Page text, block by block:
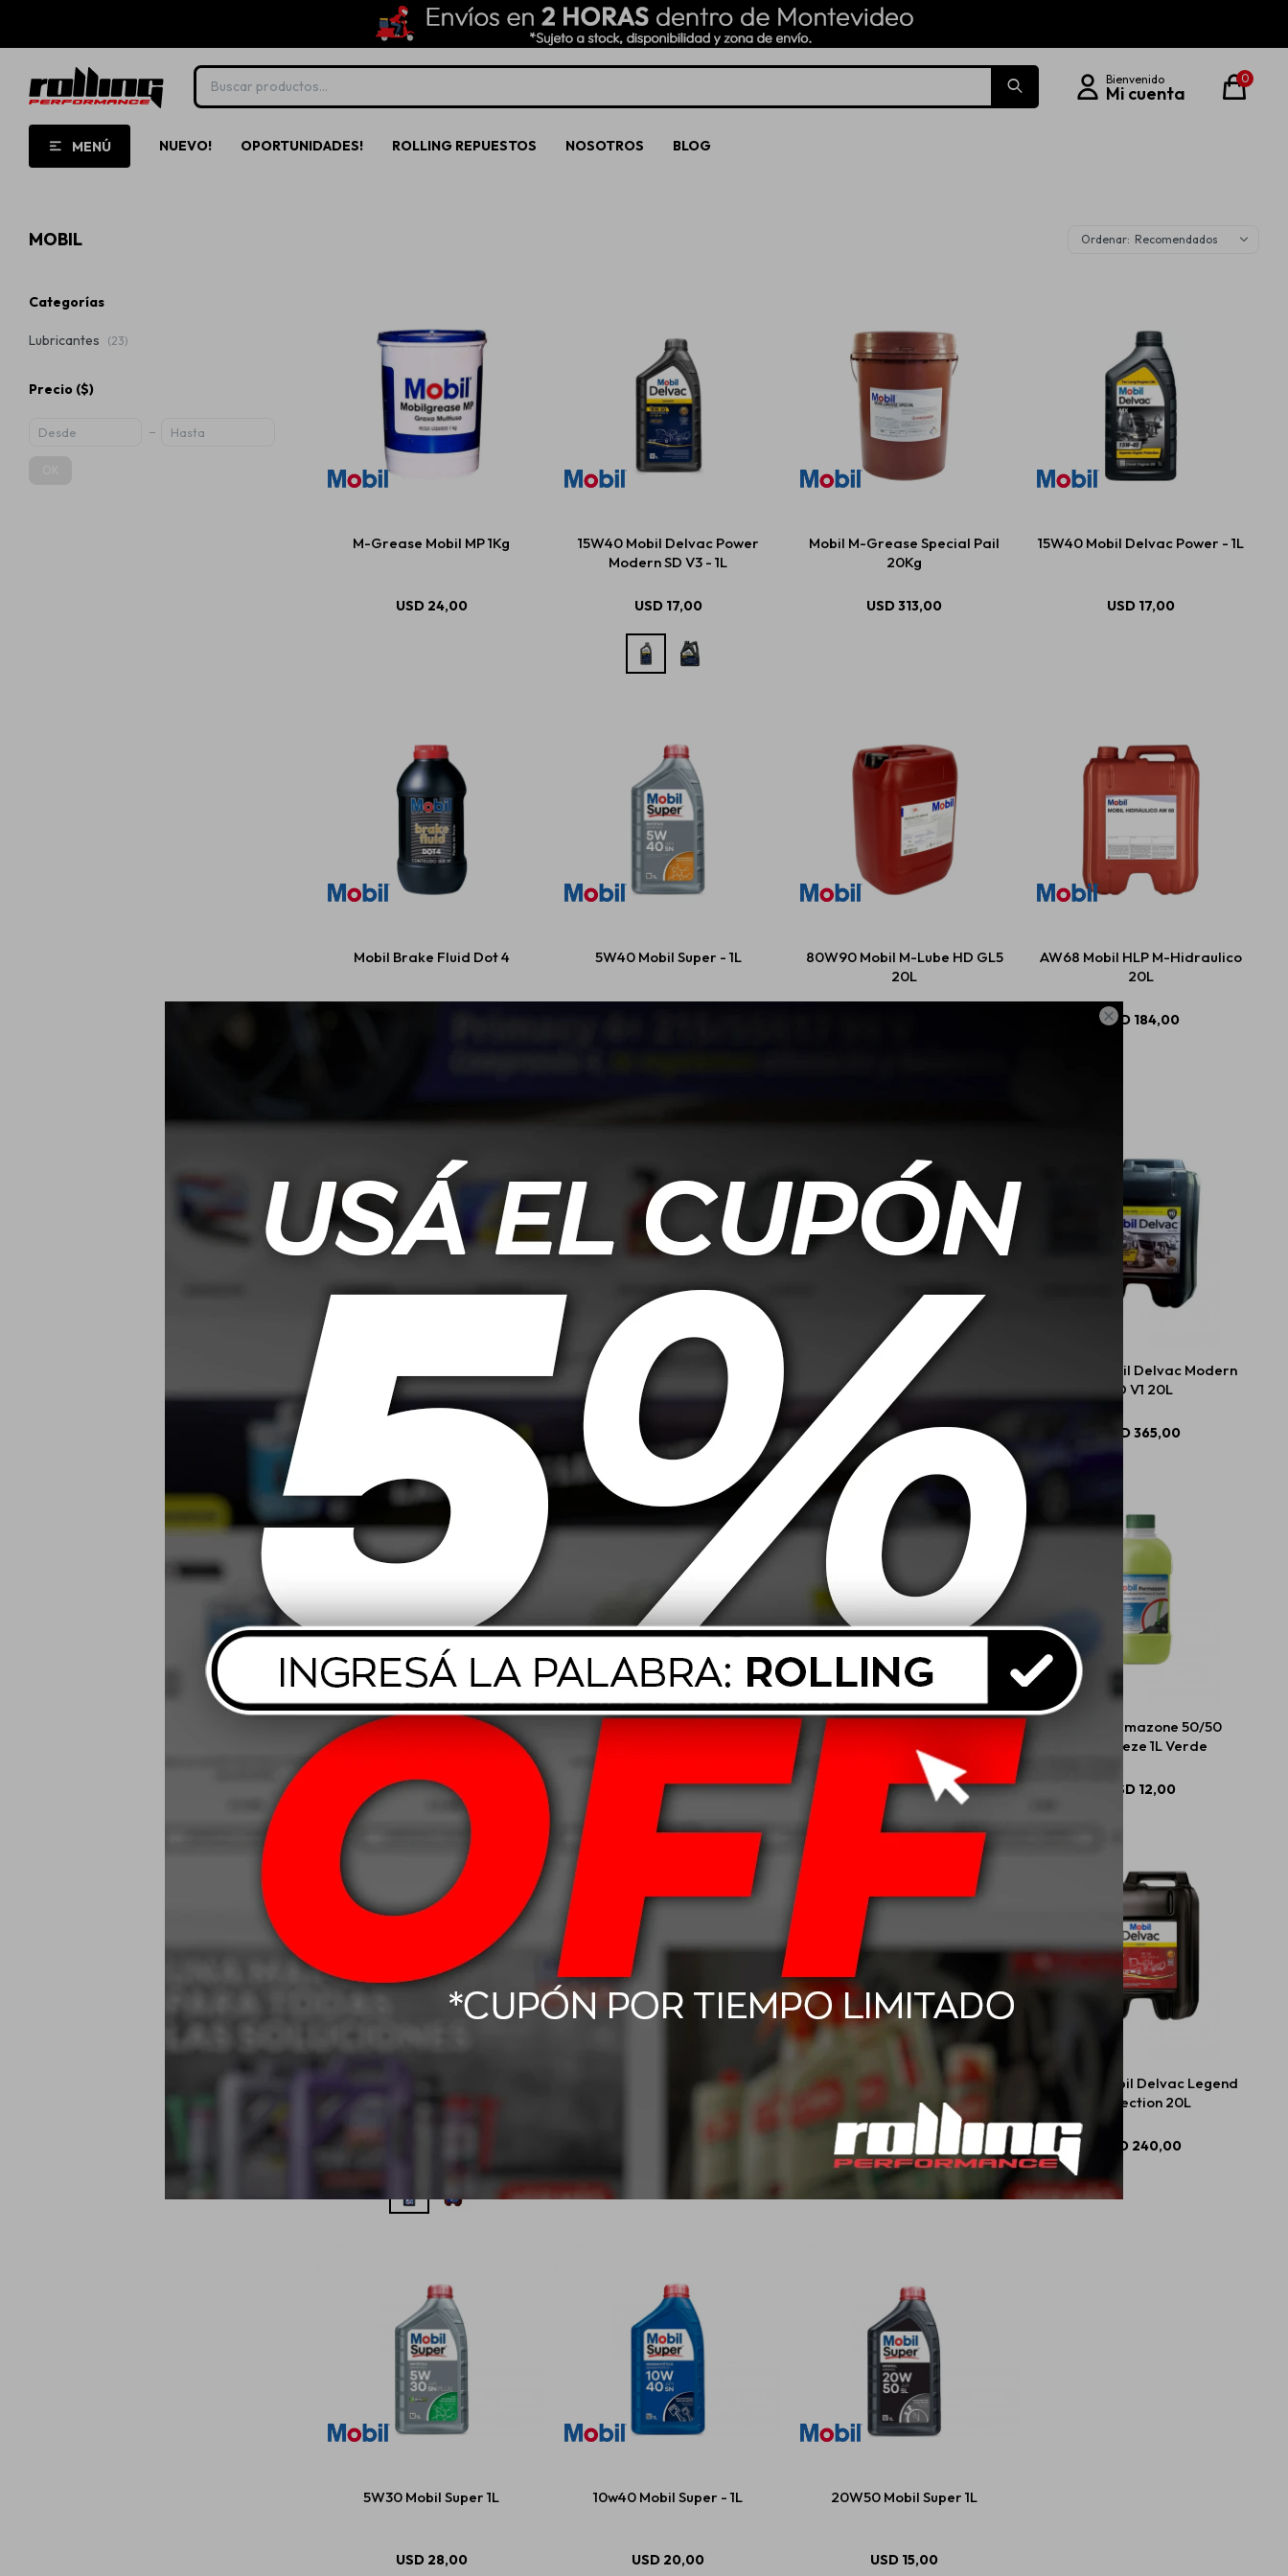

MENÚ NUEVO! OPORTUNIDADES! ROLLING REPUESTOS NOSOTROS BLOG
0
MOBIL Recomendados
M-Grease Mobil MP 1Kg
USD 24,00
15W40 Mobil Delvac Power
Modern SD V3 - 1L
USD 17,00
Mobil M-Grease Special Pail
20Kg
USD313,00
15W40 Mobil Delvac Power - 1L
USD 17,00
Mobil Brake Fluid Dot 4 5W40 Mobil Super - 1L
80W90 Mobil M-Lube HD GL5
20L
AW68 Mobil HLP M-Hidraulico
20L
USD 184,00
20W50 Mobil Moto 1L
USD
80W90 Mobil M-Lube HD-A
GL5
USD25,00
10W40 Mobil Delvac Modern
SD V1 20L
USD365,00
Mobil Liquido De Freno Moto
$302
20W50 Mobil Super 4L
54,00
15W40 Mobil M-Delvac
Modern SD V3 20L
USD202,00
Mobil Permazone 50/50
Antifreeze 1L Verde
USD 12,00
1L
Mobil ATF D/M Fluido De
Mobil Special 2T 500ml
USD 7,98
20W50 Mobil Delvac Legend
Protection 20L
USD 240,00
5W30 Mobil Super 1L
USD 28,00
10w40 Mobil Super - 1L
USD 20,00
20W50 Mobil Super 1L
USD 15,00
Categorías
Lubricantes (23)
Precio ($)